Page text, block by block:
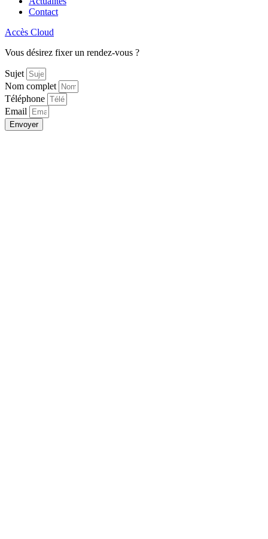
Contact
Accès Cloud
Vous désirez fixer un rendez-vous ?
Sujet
Nom complet
Téléphone
Email
Envoyer